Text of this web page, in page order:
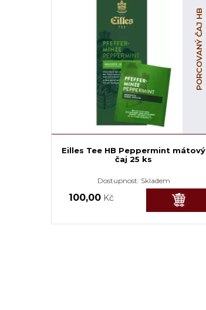
PORCOVANÝ ČAJ HB
Eilles Tee HB Peppermint mátový
čaj 25 ks
Dostupnost: Skladem
100,00 Kč